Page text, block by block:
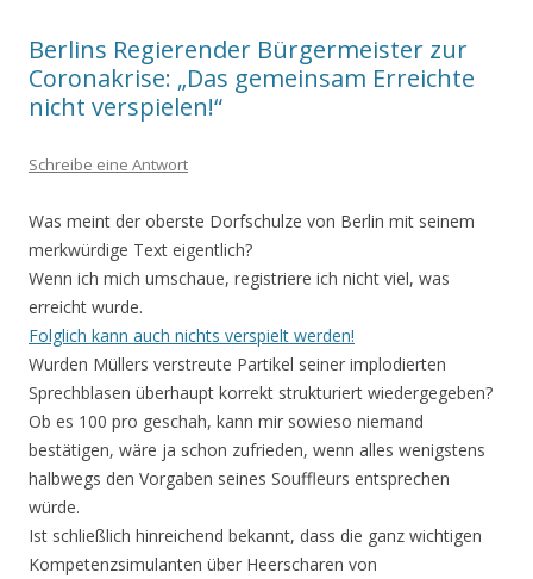
Berlins Regierender Bürgermeister zur
Coronakrise: „Das gemeinsam Erreichte
nicht verspielen!“
Schreibe eine Antwort
Was meint der oberste Dorfschulze von Berlin mit seinem
merkwürdige Text eigentlich?
Wenn ich mich umschaue, registriere ich nicht viel, was
erreicht wurde.
Folglich kann auch nichts verspielt werden!
Wurden Müllers verstreute Partikel seiner implodierten
Sprechblasen überhaupt korrekt strukturiert wiedergegeben?
Ob es 100 pro geschah, kann mir sowieso niemand
bestätigen, wäre ja schon zufrieden, wenn alles wenigstens
halbwegs den Vorgaben seines Souffleurs entsprechen
würde.
Ist schließlich hinreichend bekannt, dass die ganz wichtigen
Kompetenzsimulanten über Heerscharen von